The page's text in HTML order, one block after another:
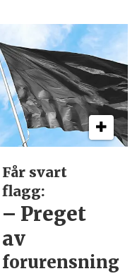
Får svart
flagg:
– Preget
av
forurensning